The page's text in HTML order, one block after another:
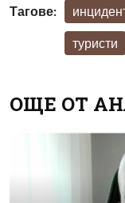
Тагове:
туристи
ОЩЕ ОТ